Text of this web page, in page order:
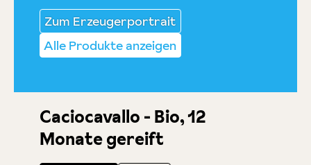
Zum Erzeugerportrait
Alle Produkte anzeigen
Caciocavallo - Bio, 12
Monate gereift